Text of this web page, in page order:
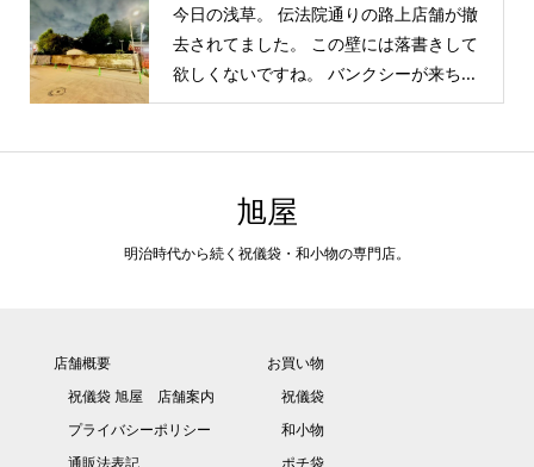
今日の浅草。 伝法院通りの路上店舗が撤
去されてました。 この壁には落書きして
欲しくないですね。 バンクシーが来ち...
旭屋
明治時代から続く祝儀袋・和小物の専門店。
店舗概要
祝儀袋 旭屋 店舗案内
プライバシーポリシー
通販法表記
お買い物
祝儀袋
和小物
ポチ袋